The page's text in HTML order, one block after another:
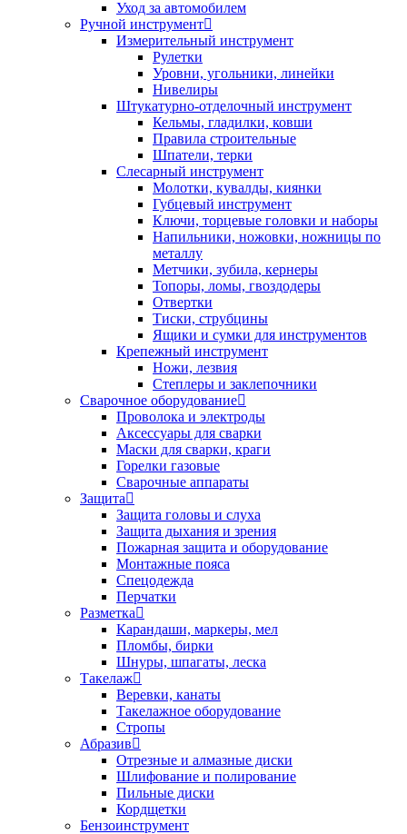
Уход за автомобилем
Ручной инструмент
Измерительный инструмент
Рулетки
Уровни, угольники, линейки
Нивелиры
Штукатурно-отделочный инструмент
Кельмы, гладилки, ковши
Правила строительные
Шпатели, терки
Слесарный инструмент
Молотки, кувалды, киянки
Губцевый инструмент
Ключи, торцевые головки и наборы
Напильники, ножовки, ножницы по
металлу
Метчики, зубила, кернеры
Топоры, ломы, гвоздодеры
Отвертки
Тиски, струбцины
Ящики и сумки для инструментов
Крепежный инструмент
Ножи, лезвия
Степлеры и заклепочники
Сварочное оборудование
Проволока и электроды
Аксессуары для сварки
Маски для сварки, краги
Горелки газовые
Сварочные аппараты
Защита
Защита головы и слуха
Защита дыхания и зрения
Пожарная защита и оборудование
Монтажные пояса
Спецодежда
Перчатки
Разметка
Карандаши, маркеры, мел
Пломбы, бирки
Шнуры, шпагаты, леска
Такелаж
Веревки, канаты
Такелажное оборудование
Стропы
Абразив
Отрезные и алмазные диски
Шлифование и полирование
Пильные диски
Кордщетки
Бензоинструмент